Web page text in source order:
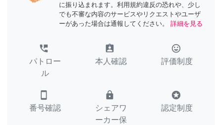
に振り込まれます。利用規約違反の恐れや、少し
でも不審な内容のサービスやリクエストやユーザ
ーがあった場合は通報してください。
詳細を見る
perm_phone_msg
パトロー
ル
assignment_ind
本人確認
tag_faces
評価制度
smartphone
番号確認
lock
シェアワ
ーカー保
stars
認定制度